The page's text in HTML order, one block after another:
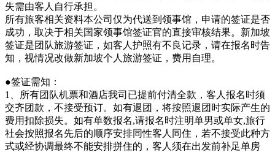
失需由客人自行承担。
所有旅客相关资料本公司仅为代送到领事馆，申请的签证是否
成功，取决于相关国家领事馆签证官的直接审核结果。新加坡
签证是团队旅游签证，如客人护照有不良记录，请在报名时告
知，视情况改做新加坡个人旅游签证，费用自理。
●签证需知：
1、所有团队机票和酒店我司已提前付清全款，客人报名时须
交齐团款，不接受预订。如有退团，将按照退团时实际产生的
费用扣除损失。如有单数报名,请报名时注明单男或单女,旅行
社会按照报名先后的顺序安排同性客人同住，若不接受此种方
式或经协调最终不能安排拼住的，客人须在出发前补足单房